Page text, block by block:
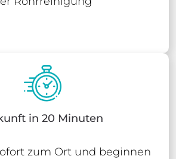
in 20 Minuten
zum Ort und beginnen